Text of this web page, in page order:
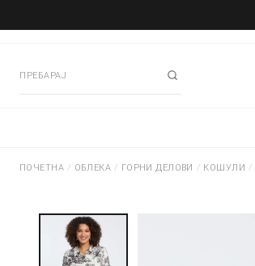
ПОЧЕТНА / ОБЛЕКА / ГОРНИ ДЕЛОВИ / КОШУЛИ /